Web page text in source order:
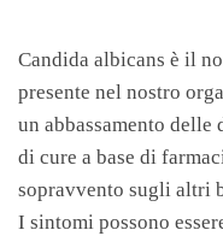
Candida albicans è il
presente nel nostro
un abbassamento delle
di cure a base di
sopravvento sugli altri
I sintomi possono